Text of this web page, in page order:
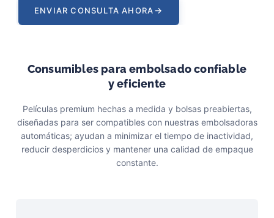
ENVIAR CONSULTA AHORA→
Consumibles para embolsado confiable
y eficiente
Películas premium hechas a medida y bolsas preabiertas,
diseñadas para ser compatibles con nuestras embolsadoras
automáticas; ayudan a minimizar el tiempo de inactividad,
reducir desperdicios y mantener una calidad de empaque
constante.